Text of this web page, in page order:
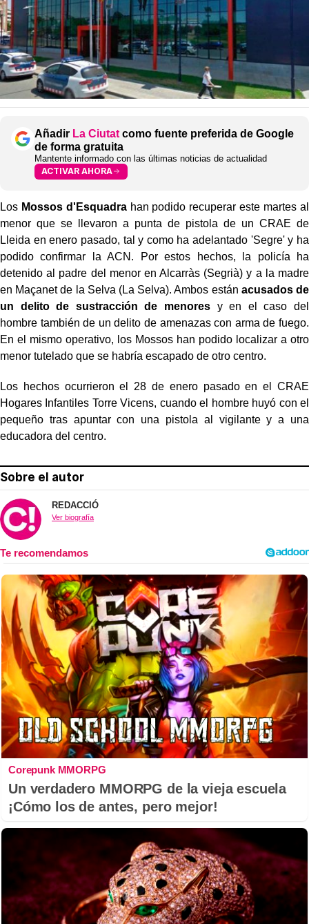
Añadir La Ciutat como fuente preferida de Google
de forma gratuita
Mantente informado con las últimas noticias de actualidad
ACTIVAR AHORA
Los Mossos d'Esquadrahan podido recuperar este martes al
menor que se llevaron a punta de pistola de un CRAE de
Lleida en enero pasado, tal y como ha adelantado 'Segre' y ha
podido confirmar la ACN. Por estos hechos, la policía ha
detenido al padre del menor en Alcarràs (Segrià) y a la madre
en Maçanet de la Selva (La Selva). Ambos están acusados de
un delito de sustracción de menoresy en el caso del
hombre también de un delito de amenazas con arma de fuego.
En el mismo operativo, los Mossos han podido localizar a otro
menor tutelado que se habría escapado de otro centro.
Los hechos ocurrieron el 28 de enero pasado en el CRAE
Hogares Infantiles Torre Vicens, cuando el hombre huyó con el
pequeño tras apuntar con una pistola al vigilante y a una
educadora del centro.
Sobre el autor
REDACCIÓ
Ver biografía
Corepunk MMORPG
Un verdadero MMORPG de la vieja escuela
¡Cómo los de antes, pero mejor!